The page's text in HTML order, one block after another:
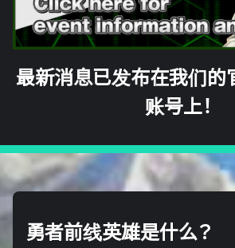
最新消息已发布在我们的
账号上！
勇者前线英雄是什么？